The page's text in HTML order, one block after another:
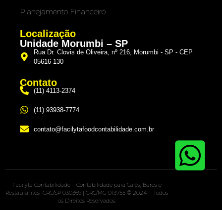
Planejamento Financeiro
Localização
Unidade Morumbi – SP
Rua Dr. Clovis de Oliveira, nº 216, Morumbi - SP - CEP
05616-130
Contato
(11) 4113-2374
(11) 93938-7774
contato@facilytafoodcontabilidade.com.br
Facilyta Contabilidade – Contabilidade para Cafés, Bares e
Restaurantes CRC/SP 030369 | CRC/MG 013755 © 2024 – Todos
os Direitos Reservados.